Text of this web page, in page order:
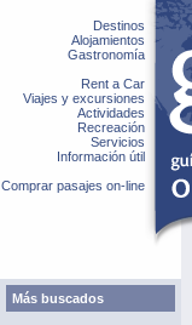
Destinos
Alojamientos
Gastronomía
Rent a Car
Viajes y excursiones
Actividades
Recreación
Servicios
Información útil
Comprar pasajes on-line
Más buscados